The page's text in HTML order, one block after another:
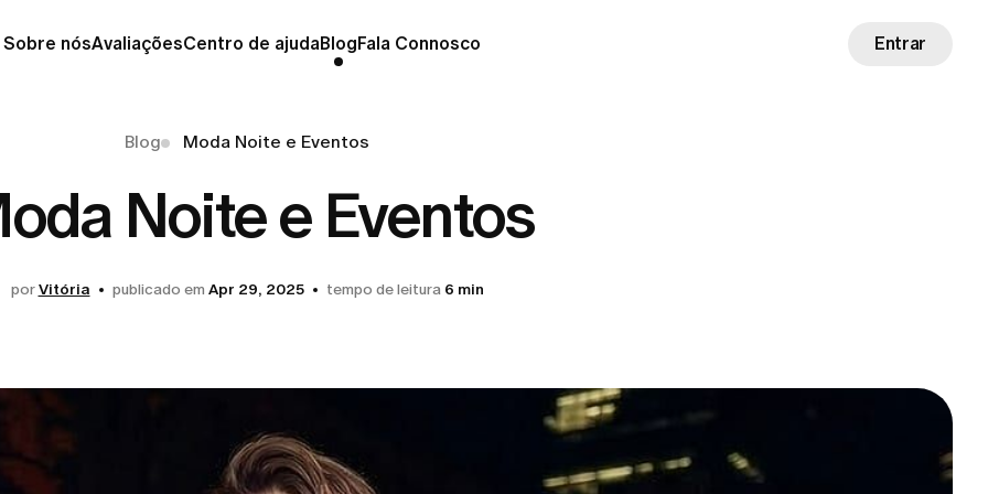
Sobre nósAvaliaçõesCentro de ajudaBlogFala Connosco Entrar
Blog Moda Noite e Eventos
Noite e Eventos
por Vitória publicado em Apr 29, 2025 tempo de leitura 6 min